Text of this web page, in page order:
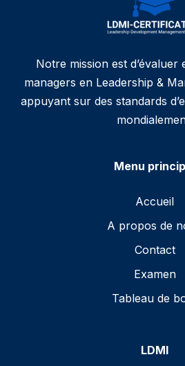
Notre mission est d’évaluer
managers en Leadership &
appuyant sur des standards
Menu
Accueil
A propos de
Contact
Examen
Tableau de
LDMI